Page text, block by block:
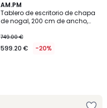
AM.PM
Tablero de escritorio de chapa
de nogal, 200 cm de ancho,
749.00 €
599.20 € -20%